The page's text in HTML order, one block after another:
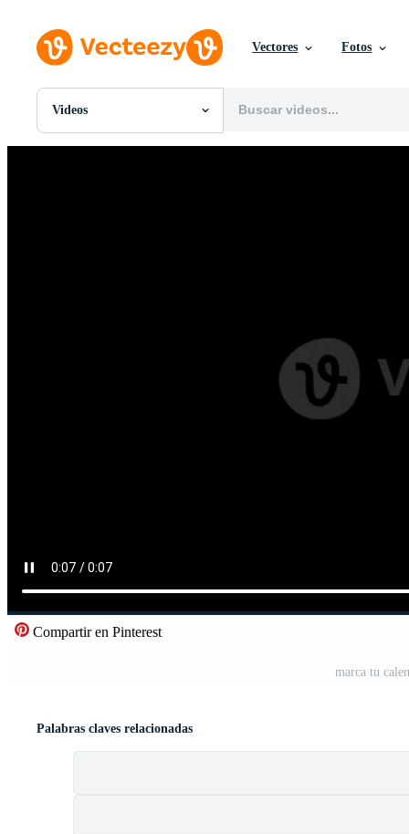
Vectores Fotos
Videos
Todas Imágenes
Compartir en Pinterest
marca tu
Palabras claves relacionadas